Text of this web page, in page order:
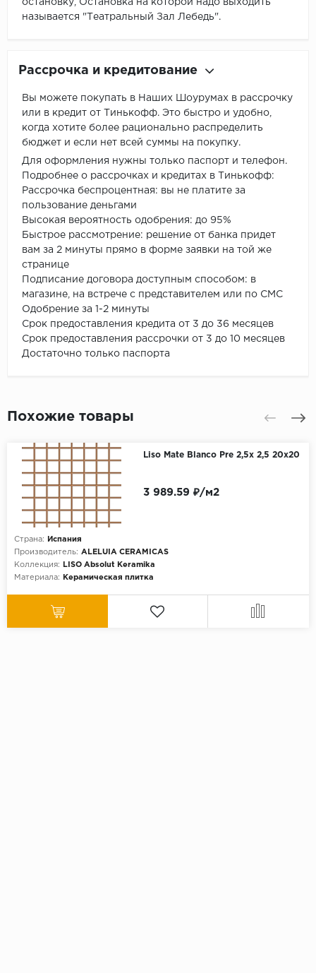
остановку, Остановка на которой надо выходить
называется "Театральный Зал Лебедь".
Рассрочка и кредитование
Вы можете покупать в Наших Шоурумах в рассрочку
или в кредит от Тинькофф. Это быстро и удобно,
когда хотите более рационально распределить
бюджет и если нет всей суммы на покупку.
Для оформления нужны только паспорт и телефон.
Подробнее о рассрочках и кредитах в Тинькофф:
Рассрочка беспроцентная: вы не платите за
пользование деньгами
Высокая вероятность одобрения: до 95%
Быстрое рассмотрение: решение от банка придет
вам за 2 минуты прямо в форме заявки на той же
странице
Подписание договора доступным способом: в
магазине, на встрече с представителем или по СМС
Одобрение за 1-2 минуты
Срок предоставления кредита от 3 до 36 месяцев
Срок предоставления рассрочки от 3 до 10 месяцев
Достаточно только паспорта
Похожие товары
Liso Mate Blanco Pre 2,5x 2,5 20x20
Страна:
Испания
Производитель: ALELUIA CERAMICAS
Коллекция:
LISO Absolut Keramika
Материала:
Керамическая плитка
3 989.59 ₽/м2